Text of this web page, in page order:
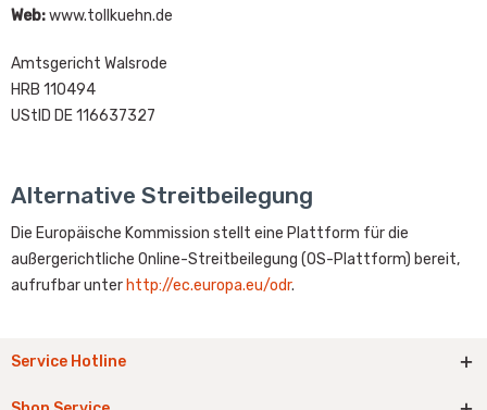
Web:www.tollkuehn.de
Amtsgericht Walsrode
HRB 110494
UStID DE 116637327
Alternative Streitbeilegung
Die Europäische Kommission stellt eine Plattform für die
außergerichtliche Online-Streitbeilegung (OS-Plattform) bereit,
aufrufbar unter http://ec.europa.eu/odr.
Service Hotline